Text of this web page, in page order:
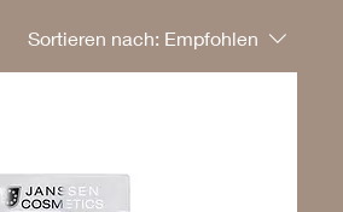
und frisch
Sortieren nach: Empfohlen